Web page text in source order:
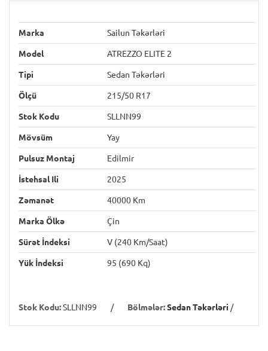
Marka Sailun Təkərləri
Model ATREZZO ELITE 2
Tipi Sedan Təkərləri
Ölçü 215/50 R17
Stok Kodu SLLNN99
Mövsüm Yay
Pulsuz Montaj Edilmir
İstehsal Ili 2025
Zəmanət 40000 Km
Marka Ölkə Çin
Sürət İndeksi V (240 Km/saat)
Yük İndeksi 95 (690 Kq)
Stok Kodu:SLLNN99 / Bölmələr:Sedan Təkərləri /